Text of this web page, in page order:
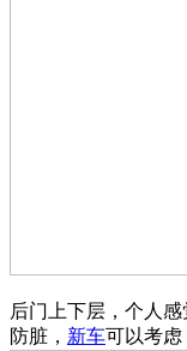
后门上下层，个人
防脏， 新车可以考虑